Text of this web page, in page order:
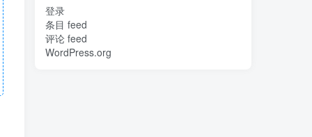
登录
条目 feed
评论 feed
WordPress.org